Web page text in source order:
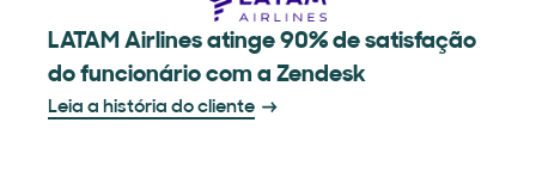
LATAM Airlines atinge 90% de satisfação
do funcionário com a Zendesk
Leia a história do cliente